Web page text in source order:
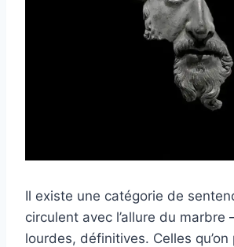
Il existe une catégorie de
circulent avec l’allure du marbre
lourdes, définitives. Celles